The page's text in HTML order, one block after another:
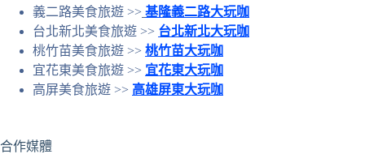
義二路美食旅遊 >> 基隆義二路大玩咖
台北新北美食旅遊 >> 台北新北大玩咖
桃竹苗美食旅遊 >> 桃竹苗大玩咖
宜花東美食旅遊 >> 宜花東大玩咖
高屏美食旅遊 >> 高雄屏東大玩咖
合作媒體